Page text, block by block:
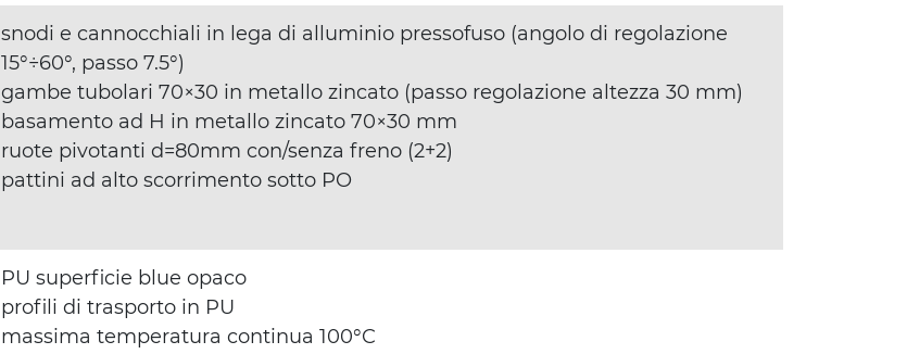
snodi e cannocchiali in lega di alluminio pressofuso (angolo di regolazione
15°÷60°, passo 7.5°)
gambe tubolari 70×30 in metallo zincato (passo regolazione altezza 30 mm)
basamento ad H in metallo zincato 70×30 mm
ruote pivotanti d=80mm con/senza freno (2+2)
pattini ad alto scorrimento sotto PO
PU superficie blue opaco
profili di trasporto in PU
massima temperatura continua 100°C